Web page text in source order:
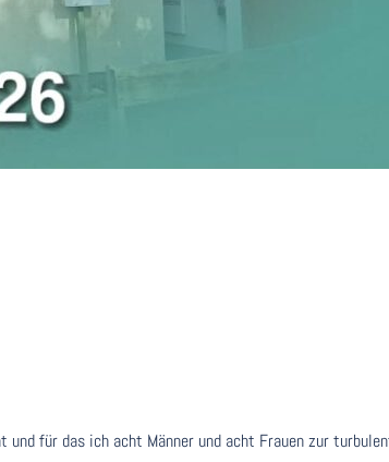
und für das ich acht Männer und acht Frauen zur